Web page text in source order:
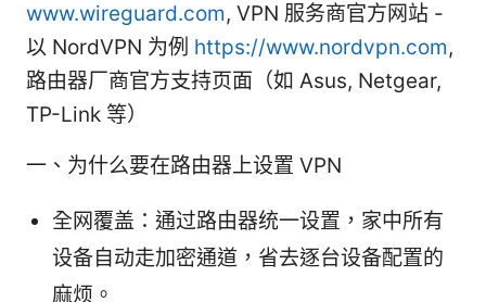
www.wireguard.com, VPN 服务商官方网站 -
以 NordVPN 为例 https://www.nordvpn.com,
路由器厂商官方支持页面（如 Asus, Netgear,
TP-Link 等）
一、为什么要在路由器上设置 VPN
全网覆盖：通过路由器统一设置，家中所有
设备自动走加密通道，省去逐台设备配置的
麻烦。